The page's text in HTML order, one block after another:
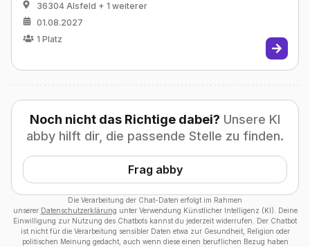
36304 Alsfeld + 1 weiterer
01.08.2027
1 Platz
Noch nicht das Richtige dabei? Unsere KI
abby hilft dir, die passende Stelle zu finden.
Frag abby
Die Verarbeitung der Chat-Daten erfolgt im Rahmen
unserer Datenschutzerklärung unter Verwendung Künstlicher Intelligenz (KI). Deine
Einwilligung zur Nutzung des Chatbots kannst du jederzeit widerrufen. Der Chatbot
ist nicht für die Verarbeitung sensibler Daten etwa zur Gesundheit, Religion oder
politischen Meinung gedacht, auch wenn diese einen beruflichen Bezug haben